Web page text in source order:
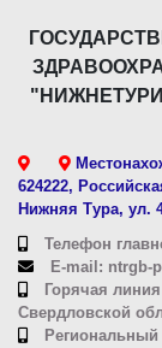
624222,
Нижняя Тура, ул.
Телефон
E-mail: ntrgb-
Горячая
Свердловской
Региональный